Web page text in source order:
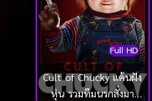
Full HD
Cult of Chucky แค้นฝัง
หุ่น รวมทีมนรกสั่งมา